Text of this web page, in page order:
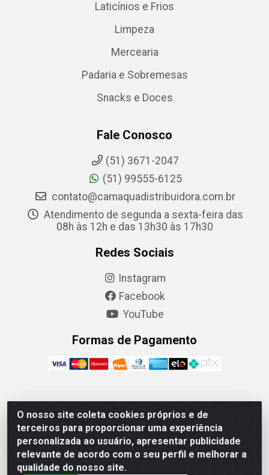
O nosso site coleta cookies próprios e de
terceiros para proporcionar uma experiência
personalizada ao usuário, apresentar publicidade
relevante de acordo com o seu perfil e melhorar a
qualidade do nosso site.
Laticínios e Frios
Limpeza
Mercearia
Padaria e Sobremesas
Snacks e Doces
Fale Conosco
(51) 3671-2047
(51) 99555-6125
contato@camaquadistribuidora.com.br
Atendimento de segunda a sexta-feira das
08h às 12h e das 13h30 às 17h30
Redes Sociais
Instagram
Facebook
YouTube
Formas de Pagamento
Camaquã Distribuidora Ltda - Avenida Conego Luiz W
Hanquet, 1001 - Parque Residencial do Arroio Duro,
Camaquã/RS - CEP 96.789-102 - CNPJ
07.061.124/0001-26